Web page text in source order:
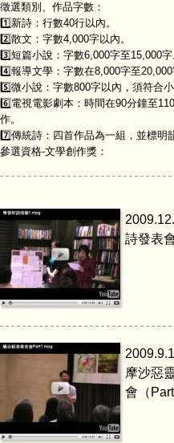
徵選類別、作品字數：
1️⃣新詩：行數40行以內。
2️⃣散文：字數4,000字以內。
3️⃣短篇小說：字數6,000字至15,000字
4️⃣報導文學：字數在8,000字至20,000
5️⃣微小說：字數800字以內，須符合
6️⃣電視電影劇本：時間在90分鐘至
作。
7️⃣傳統詩：四首作品為一組，並標明
參選資格-文學創作獎：
詩發表
摩沙惡
會（